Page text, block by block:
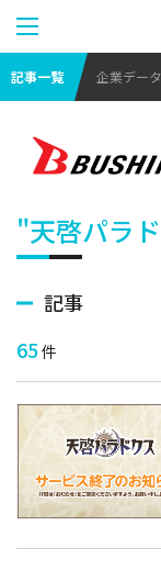
記事一覧 企業デー
"天啓パラ
記事
65件